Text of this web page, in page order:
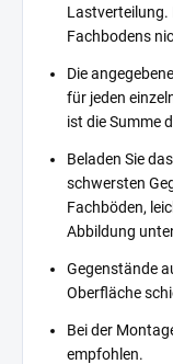
Lastverteilung.
Fachbodens
Die
für jeden
ist die Summe
Beladen Sie
schwersten
Fachböden,
Abbildung
Gegenstände
Oberfläche
Bei der
empfohlen.